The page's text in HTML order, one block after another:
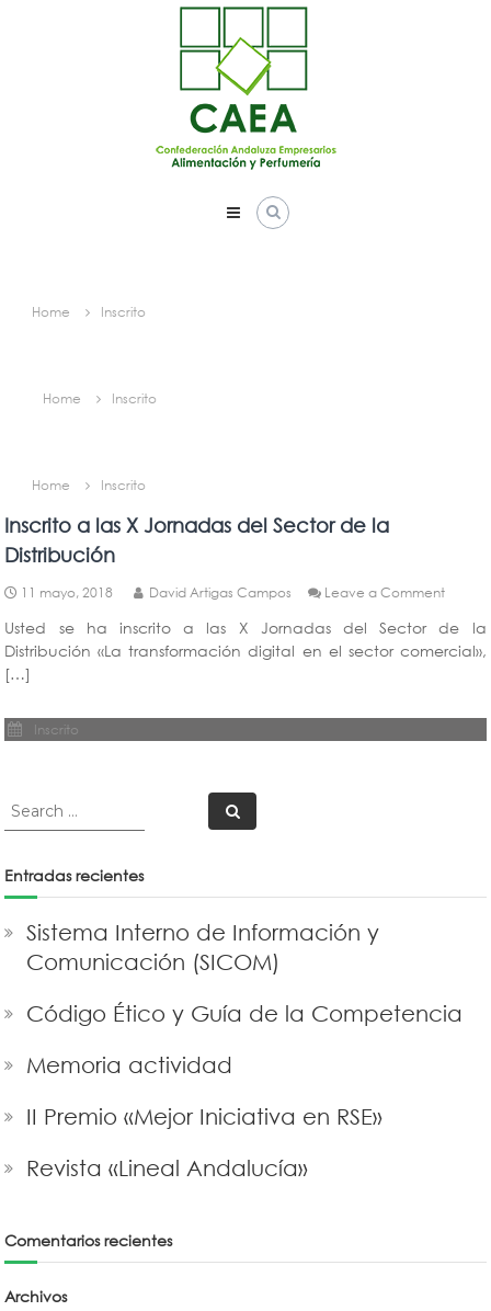
Home Inscrito
Home Inscrito
Home Inscrito
Inscrito a las X Jornadas del Sector de la
Distribución
11 mayo, 2018 David Artigas Campos Leave a Comment
a
las
Usted se ha inscrito a las X Jornadas del Sector de la
Distribución «La transformación digital en el sector comercial»,
[…]
Inscrito
Search
Search
Entradas recientes
Sistema Interno de Información y
Comunicación (SICOM)
Código Ético y Guía de la Competencia
Memoria actividad
II Premio «Mejor Iniciativa en RSE»
Revista «Lineal Andalucía»
Comentarios recientes
Archivos